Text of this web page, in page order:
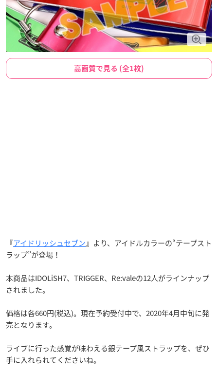
高画質で見る (全1枚)
『アイドリッシュセブン』より、アイドルカラーの“テープスト
ラップ”が登場！
本商品はIDOLiSH7、TRIGGER、Re:valeの12人がラインナップ
されました。
価格は各660円(税込)。現在予約受付中で、2020年4月中旬に発
売となります。
ライブに行った感覚が味わえる銀テープ風ストラップを、ぜひ
手に入れられてくださいね。